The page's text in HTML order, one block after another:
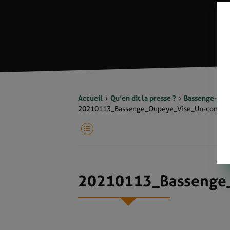
Accueil Qu’en dit la presse ?
Bassenge-
20210113_Bassenge_Oupeye_Vise_Un-